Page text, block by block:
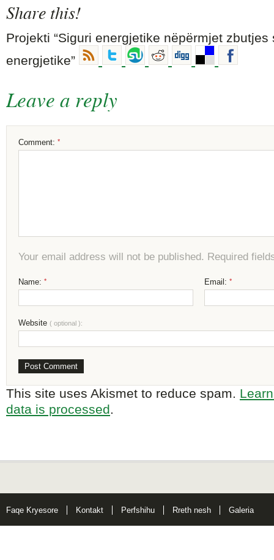
Share this!
Projekti “Siguri energjetike nëpërmjet zbutjes
energjetike”
Leave a reply
Comment: *
Your email address will not be published. Required
Name: * Email: *
Website ( optional ):
This site uses Akismet to reduce spam.
data is processed.
Faqe Kryesore Kontakt Perfshihu Rreth nesh Galeria